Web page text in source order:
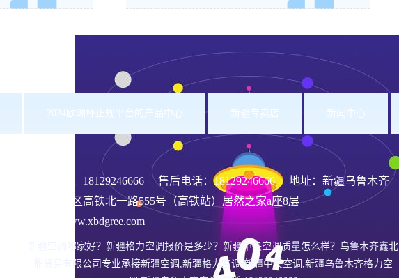
2024欧洲杯正规平台的产品中心 新疆专卖店 新闻中心
18129246666 售后电话：18129246666 地址：新疆乌鲁木齐
沙依巴克区高铁北一路555号（高铁站）居然之家a座8层
网址：www.xbdgree.com
新疆空调哪家好？新疆格力空调报价是多少？新疆中央空调质量怎么样？乌鲁木齐鑫北
鼎贸易有限公司专业承接新疆空调,新疆格力空调,新疆中央空调,新疆乌鲁木齐格力空